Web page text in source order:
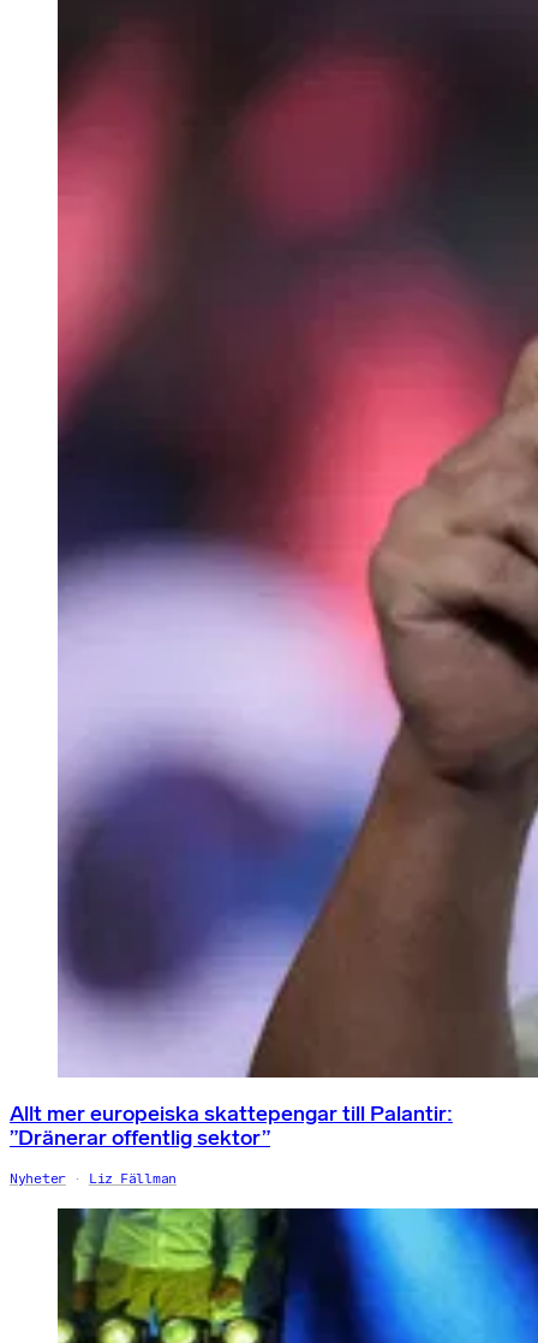
Allt mer europeiska skattepengar till Palantir:
”Dränerar offentlig sektor”
Nyheter Liz Fällman